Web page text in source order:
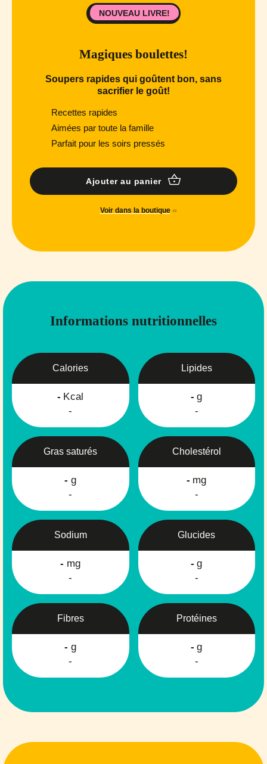
Magiques boulettes!
Soupers rapides qui goûtent bon, sans
sacrifier le goût!
Recettes rapides
Aimées par toute la famille
Parfait pour les soirs pressés
Ajouter au panier
Voir dans la boutique
NOUVEAU LIVRE!
Informations nutritionnelles
Calories
- Kcal
-
Lipides
- g
-
Gras saturés
- g
-
Cholestérol
- mg
-
Sodium
- mg
-
Glucides
- g
-
Fibres
- g
-
Protéines
- g
-